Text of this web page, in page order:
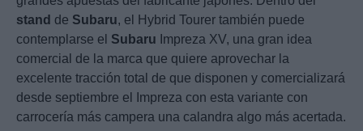
stand de Subaru, el Hybrid Tourer también puede
contemplarse el Subaru Impreza XV, una gran idea
comercial de la marca que quiere aprovechar la
excelente tracción total de que disponen y comercializará
desde septiembre el Impreza con esta variante con
carrocería más campera una calandra algo más acertada.